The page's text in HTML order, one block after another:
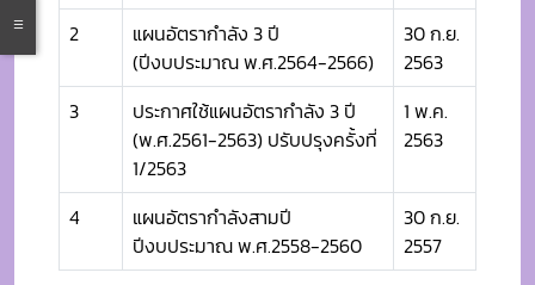
2
แผนอัตรากำลัง 3 ปี
(ปีงบประมาณ พ.ศ.2564-2566)
30 ก.ย.
2563
3
ประกาศใช้แผนอัตรากำลัง 3 ปี
(พ.ศ.2561-2563) ปรับปรุงครั้งที่
1/2563
1 พ.ค.
2563
4
แผนอัตรากำลังสามปี
ปีงบประมาณ พ.ศ.2558-2560
30 ก.ย.
2557